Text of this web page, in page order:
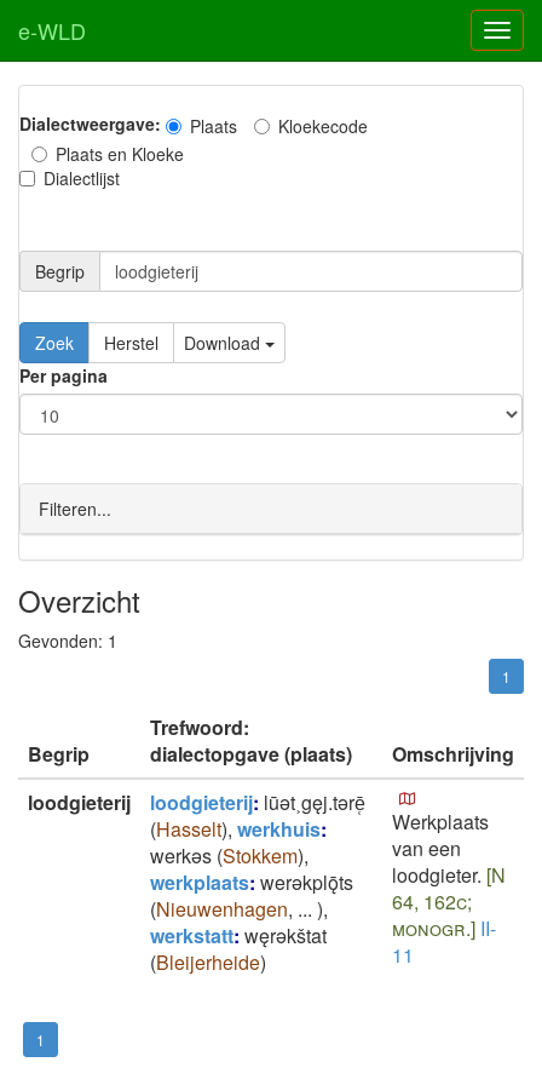
e-WLD
Dialectweergave: Plaats
Kloekecode
Plaats en Kloeke
Dialectlijst
Begrip
Zoek Herstel
Download
Per pagina
Filteren...
Overzicht
Gevonden: 1
1
Begrip
Trefwoord:
dialectopgave (plaats)
Omschrijving
loodgieterij
loodgieterij: lūǝt˲gęj.tǝrē̜
(Hasselt), werkhuis:
werkǝs (Stokkem),
werkplaats: werǝkplǭts
(Nieuwenhagen, ... ),
werkstatt: węrǝkštat
(Bleijerheide)
Werkplaats
van een
loodgieter. [N
64, 162c;
monogr.] II-
11
1